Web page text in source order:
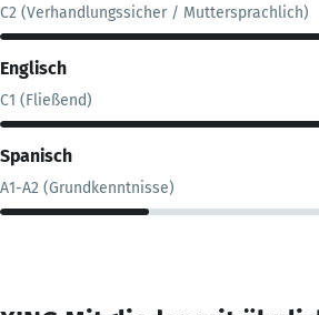
C2 (Verhandlungssicher / Muttersprachlich)
Englisch
C1 (Fließend)
Spanisch
A1-A2 (Grundkenntnisse)